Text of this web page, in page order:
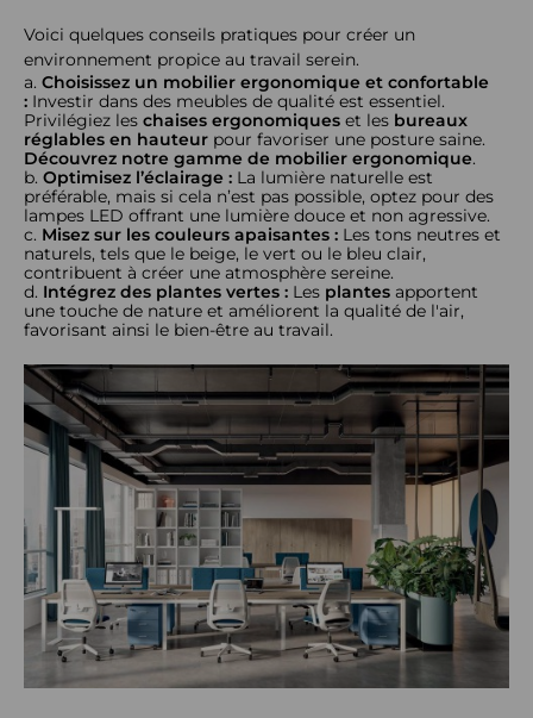
Voici quelques conseils pratiques pour créer un
environnement propice au travail serein.
Choisissez un mobilier ergonomique et confortable
: Investir dans des meubles de qualité est essentiel.
Privilégiez les chaises ergonomiques et les bureaux
réglables en hauteur pour favoriser une posture saine.
Découvrez notre gamme de mobilier ergonomique.
Optimisez l’éclairage : La lumière naturelle est
préférable, mais si cela n’est pas possible, optez pour des
lampes LED offrant une lumière douce et non agressive.
Misez sur les couleurs apaisantes : Les tons neutres et
naturels, tels que le beige, le vert ou le bleu clair,
contribuent à créer une atmosphère sereine.
Intégrez des plantes vertes : Les plantes apportent
une touche de nature et améliorent la qualité de l'air,
favorisant ainsi le bien-être au travail.